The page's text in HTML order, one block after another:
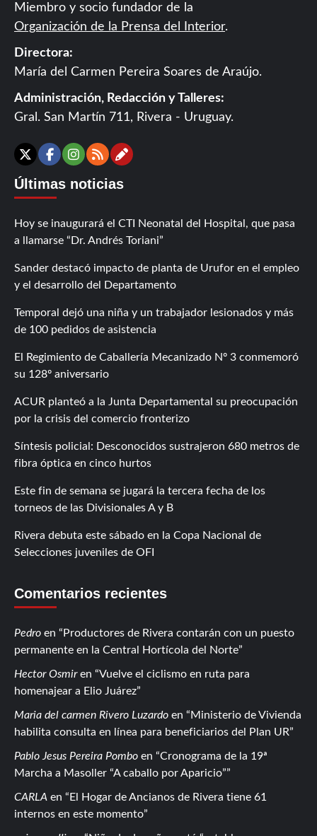
Miembro y socio fundador de la
Organización de la Prensa del Interior.
Directora:
María del Carmen Pereira Soares de Araújo.
Administración, Redacción y Talleres:
Gral. San Martín 711, Rivera - Uruguay.
X Facebook
Instagram
RSSContáctanos
Últimas noticias
Hoy se inaugurará el CTI Neonatal del Hospital, que pasa
a llamarse “Dr. Andrés Toriani”
Sander destacó impacto de planta de Urufor en el empleo
y el desarrollo del Departamento
Temporal dejó una niña y un trabajador lesionados y más
de 100 pedidos de asistencia
El Regimiento de Caballería Mecanizado Nº 3 conmemoró
su 128º aniversario
ACUR planteó a la Junta Departamental su preocupación
por la crisis del comercio fronterizo
Síntesis policial: Desconocidos sustrajeron 680 metros de
fibra óptica en cinco hurtos
Este fin de semana se jugará la tercera fecha de los
torneos de las Divisionales A y B
Rivera debuta este sábado en la Copa Nacional de
Selecciones juveniles de OFI
Comentarios recientes
Pedro en
Productores de Rivera contarán con un puesto
permanente en la Central Hortícola del Norte
Hector Osmiren
Vuelve el ciclismo en ruta para
homenajear a Elio Juárez
Maria del carmen Rivero Luzardo en
Ministerio de Vivienda
habilita consulta en línea para beneficiarios del Plan UR
Pablo Jesus Pereira Pombo en
Cronograma de la 19ª
Marcha a Masoller “A caballo por Aparicio”
CARLA en
El Hogar de Ancianos de Rivera tiene 61
internos en este momento